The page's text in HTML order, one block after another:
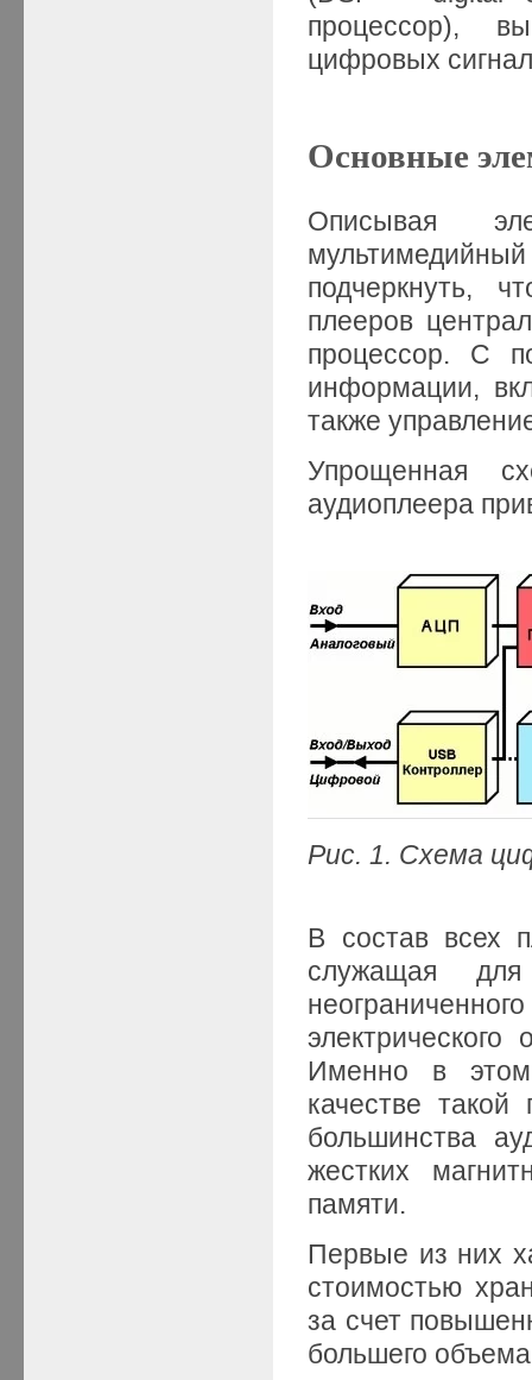
процессор),
цифровых
Основные
Описывая
подчеркнуть,
плееров
процессор. С
информации,
также
Упрощенная
аудиоплеера
Рис. 1. Схема
В состав всех
служащая
Именно в этом
качестве
большинства
жестких
памяти.
Первые из них
стоимостью
за счет
большего